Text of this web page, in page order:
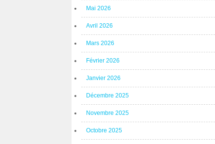
Mai 2026
Avril 2026
Mars 2026
Février 2026
Janvier 2026
Décembre 2025
Novembre 2025
Octobre 2025